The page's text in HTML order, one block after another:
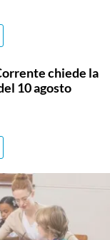
chiede la
10 agosto